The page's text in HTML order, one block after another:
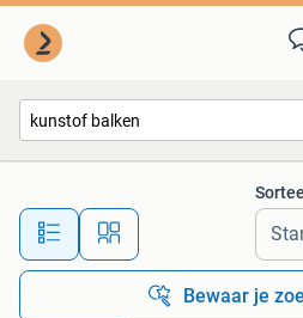
Alle afstanden…
Bewaar je